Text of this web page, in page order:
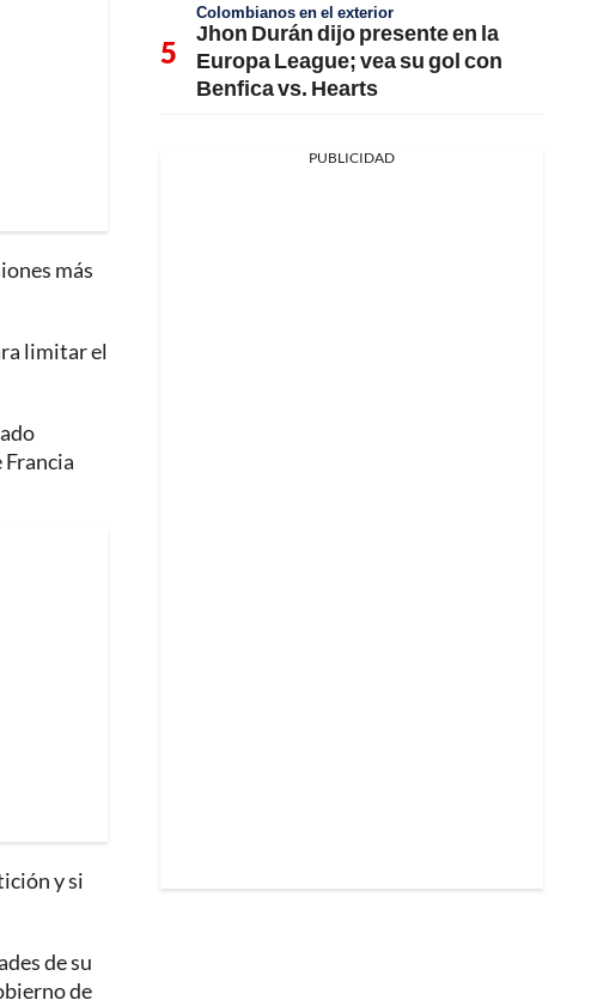
más
limitar el
y si
de su
de
Colombianos en el exterior
Jhon Durán dijo presente en la
Europa League; vea su gol con
Benfica vs. Hearts
PUBLICIDAD